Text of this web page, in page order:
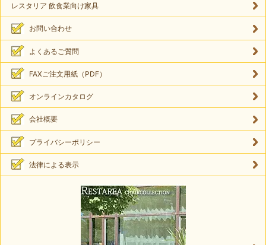
レスタリア 飲食業向け家具
お問い合わせ
よくあるご質問
FAXご注文用紙（PDF）
オンラインカタログ
会社概要
プライバシーポリシー
法律による表示